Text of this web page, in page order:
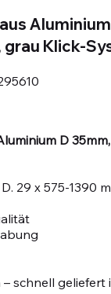
Klick-
D
29 x 575-1390
schnell geliefert